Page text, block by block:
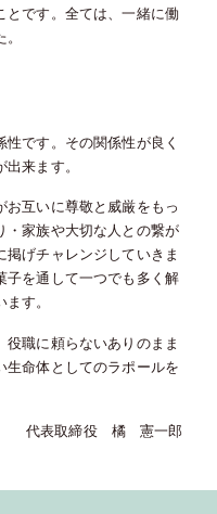
です。全ては、一緒に働
です。その関係性が良く
来ます。
互いに尊敬と威厳をもっ
・家族や大切な人との繋が
げチャレンジしていきま
子を通して一つでも多く解
す。
職に頼らないありのまま
命体としてのラポールを
代表取締役 橘 憲一郎